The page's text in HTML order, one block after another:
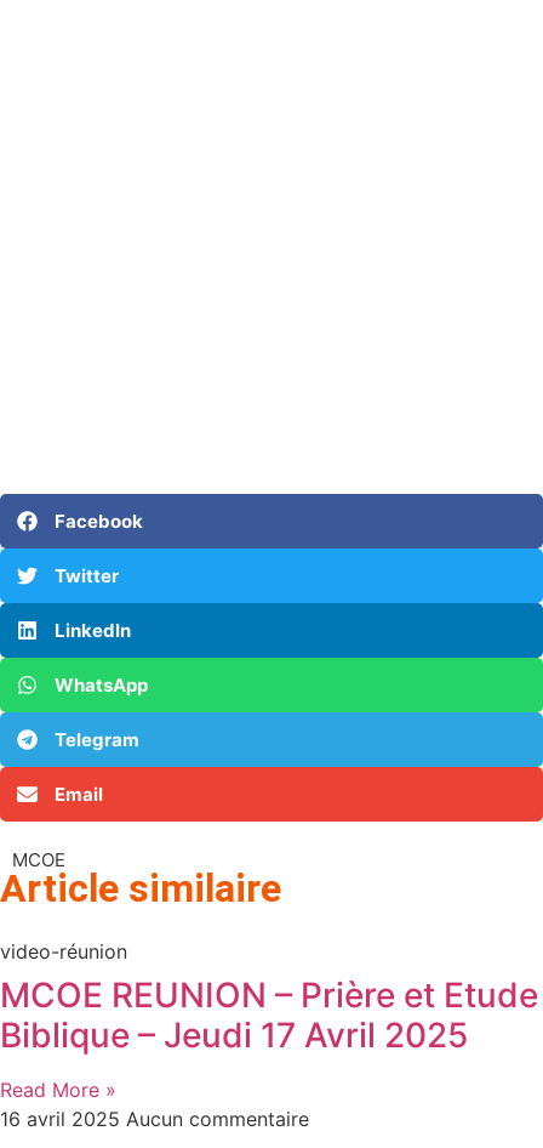
Facebook
Twitter
LinkedIn
WhatsApp
Telegram
Email
MCOE
Article similaire​
video-réunion
MCOE REUNION – Prière et Etude
Biblique – Jeudi 17 Avril 2025
Read More »
16 avril 2025 Aucun commentaire